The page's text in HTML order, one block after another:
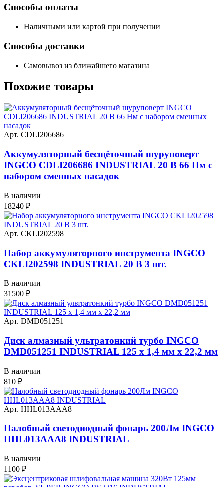
Способы оплаты
Наличными или картой при получении
Способы доставки
Самовывоз из ближайшего магазина
Похожие товары
Арт. CDLI206686
Аккумуляторный бесщёточный шуруповерт
INGCO CDLI206686 INDUSTRIAL 20 В 66 Нм с
набором сменных насадок
В наличии
18240 ₽
Арт. CKLI202598
Набор аккумуляторного инструмента INGCO
CKLI202598 INDUSTRIAL 20 В 3 шт.
В наличии
31500 ₽
Арт. DMD051251
Диск алмазный ультратонкий турбо INGCO
DMD051251 INDUSTRIAL 125 х 1,4 мм x 22,2 мм
В наличии
810 ₽
Арт. HHL013AAA8
Налобный светодиодный фонарь 200Лм INGCO
HHL013AAA8 INDUSTRIAL
В наличии
1100 ₽